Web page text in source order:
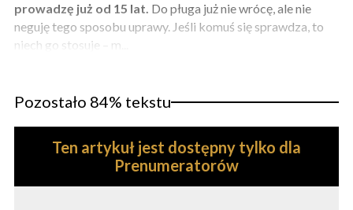
prowadzę już od 15 lat. Do pługa już nie wrócę, ale nie
neguję tego sposobu uprawy. Jeśli komuś się sprawdza, to
niech go stosuje – m...
Pozostało 84% tekstu
Ten artykuł jest dostępny tylko dla
Prenumeratorów